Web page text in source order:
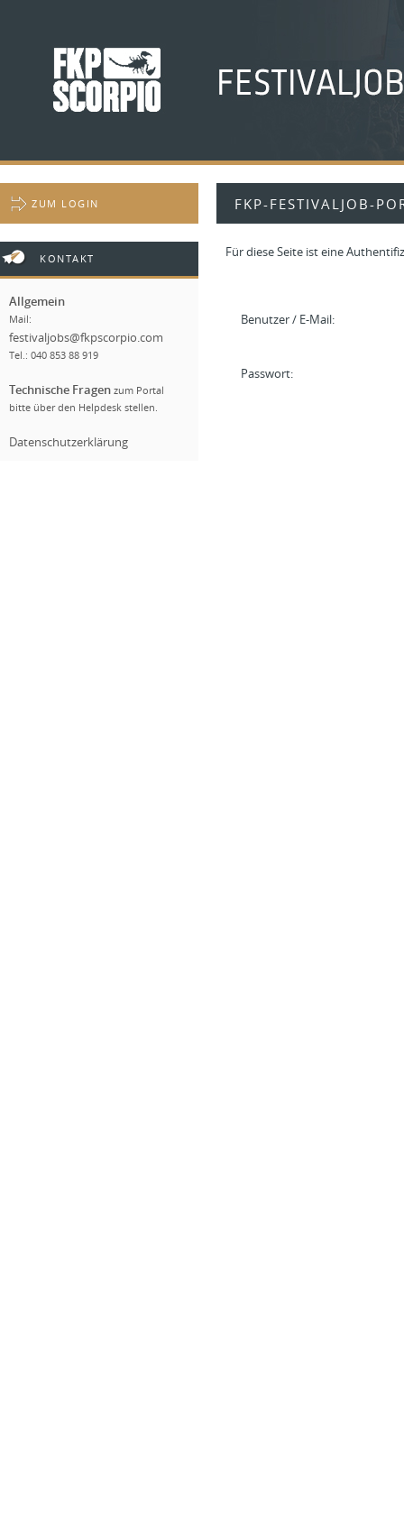
ZUM LOGIN
KONTAKT
Allgemein
Mail:
festivaljobs@fkpscorpio.com
Tel.: 040 853 88 919
Technische Fragen zum Portal
bitte über den Helpdesk stellen.
Datenschutzerklärung
FKP-FESTIVALJOB-
Für diese Seite ist eine
Benutzer / E-Mail:
Passwort: